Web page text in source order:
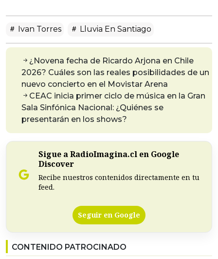
Ivan Torres Lluvia En Santiago
¿Novena fecha de Ricardo Arjona en Chile
2026? Cuáles son las reales posibilidades de un
nuevo concierto en el Movistar Arena
CEAC inicia primer ciclo de música en la Gran
Sala Sinfónica Nacional: ¿Quiénes se
presentarán en los shows?
Sigue a RadioImagina.cl en Google
Discover
Recibe nuestros contenidos directamente en tu
feed.
Seguir en Google
CONTENIDO PATROCINADO